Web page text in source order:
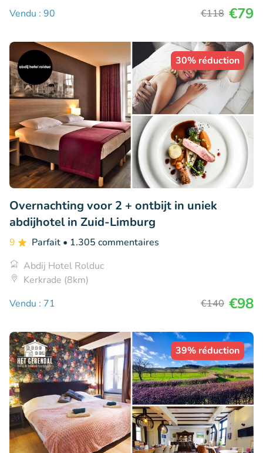
Vendu : 90
€118 €79
30% réduction
Overnachting voor 2 + ontbijt in uniek
abdijhotel in Zuid-Limburg
9 Parfait • 1.305 commentaires
Abdij Hotel Rolduc
Kerkrade (8km)
Vendu : 71
€140 €98
39% réduction